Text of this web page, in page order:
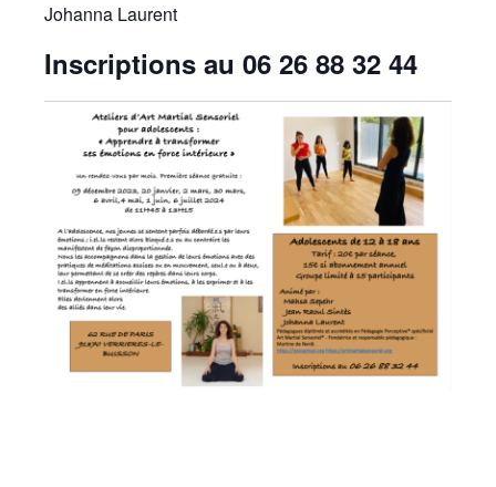
Johanna Laurent
Inscriptions au 06 26 88 32 44